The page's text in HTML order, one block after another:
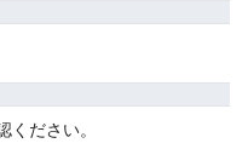
ください。